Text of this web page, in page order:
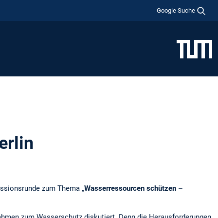
Google Suche
zum Thema „Wasserressourcen schützen –